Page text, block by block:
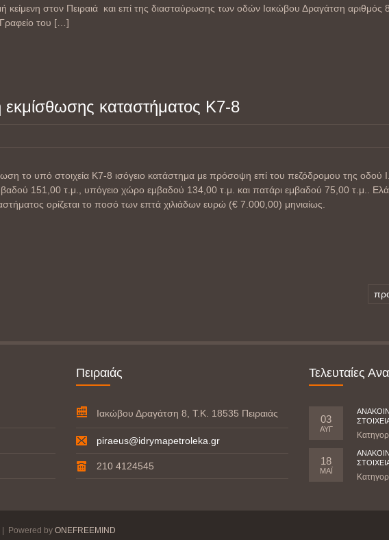
στον Πειραιά και επί της διασταύρωσης των οδών Ιακώβου Δραγάτση αριθμός
του […]
καταστήματος Κ7-8
το υπό στοιχεία Κ7-8 ισόγειο κατάστημα με πρόσοψη επί του πεζόδρομου της οδού
151,00 τ.μ., υπόγειο χώρο εμβαδού 134,00 τ.μ. και πατάρι εμβαδού 75,00 τ.μ..
ορίζεται το ποσό των επτά χιλιάδων ευρώ (€ 7.000,00) μηνιαίως.
Πειραιάς
Ιακώβου Δραγάτση 8, Τ.Κ. 18535 Πειραιάς
piraeus@idrymapetroleka.gr
210 4124545
Τελευταίες
03
ΑΥΓ
18
ΜΆΙ
| Powered by ONEFREEMIND